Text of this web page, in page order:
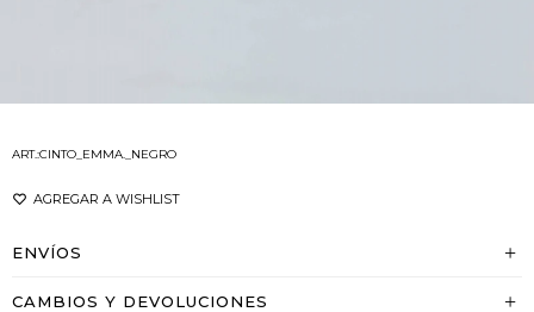
CINTO_EMMA._NEGRO
ENVÍOS
CAMBIOS Y DEVOLUCIONES